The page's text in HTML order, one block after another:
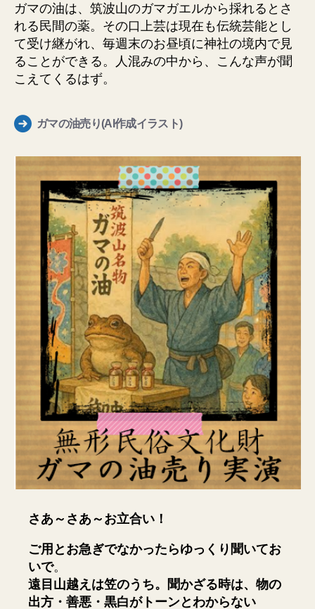
ガマの油は、筑波山のガマガエルから採れるとさ
れる民間の薬。その口上芸は現在も伝統芸能とし
て受け継がれ、毎週末のお昼頃に神社の境内で見
ることができる。人混みの中から、こんな声が聞
こえてくるはず。
ガマの油売り(AI作成イラスト)
さあ～さあ～お立合い！
ご用とお急ぎでなかったらゆっくり聞いてお
いで。
遠目山越えは笠のうち。聞かざる時は、物の
出方・善悪・黒白がトーンとわからない